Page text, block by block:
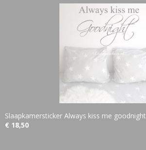
Slaapkamersticker Always kiss me goodnight
€ 18,50